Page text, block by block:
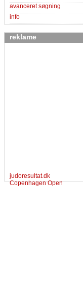
avanceret søgning
info
reklame
judoresultat.dk
Copenhagen Open